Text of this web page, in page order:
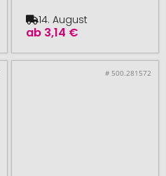
ab 3,14 €
14. August
# 500.281572